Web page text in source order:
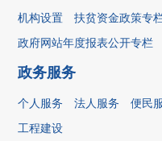
机构设置 扶贫资金政策专
政府网站年度报表公开专栏
政务服务
个人服务 法人服务 便民
工程建设